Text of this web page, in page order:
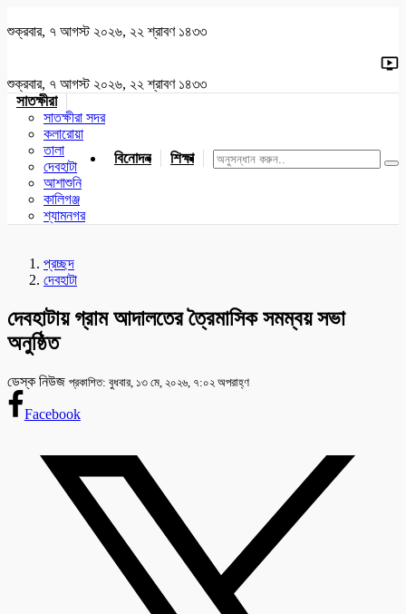
শুক্রবার, ৭ আগস্ট ২০২৬, ২২ শ্রাবণ ১৪৩৩
শুক্রবার, ৭ আগস্ট ২০২৬, ২২ শ্রাবণ ১৪৩৩
সাতক্ষীরা
সাতক্ষীরা সদর
কলারোয়া
তালা
দেবহাটা
আশাশুনি
কালিগঞ্জ
শ্যামনগর
বিনোদন শিক্ষা খেলাধুলা জাতীয় যশোর
প্রচ্ছদ
দেবহাটা
দেবহাটায় গ্রাম আদালতের ত্রৈমাসিক সমম্বয় সভা
অনুষ্ঠিত
ডেস্ক নিউজ প্রকাশিত: বুধবার, ১৩ মে, ২০২৬, ৭:০২ অপরাহ্ণ
Facebook